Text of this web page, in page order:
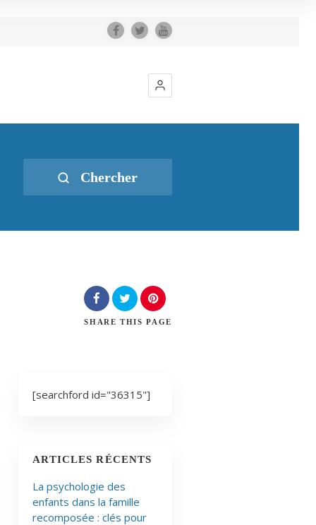
Chercher
SHARE THIS PAGE
[searchford id="36315"]
ARTICLES RÉCENTS
La psychologie des
enfants dans la famille
recomposée : clés pour